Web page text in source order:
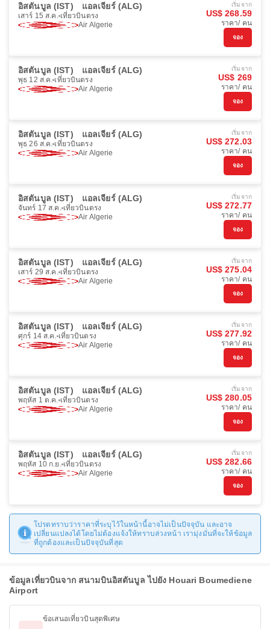
อิสตันบูล (IST) แอลเจียร์ (ALG)
เสาร์ 15 ส.ค. เที่ยวบินตรง
Air Algerie
เริ่มจาก
US$ 268.59
ราคา/ คน
จอง
อิสตันบูล (IST) แอลเจียร์ (ALG)
พุธ 12 ส.ค. เที่ยวบินตรง
Air Algerie
เริ่มจาก
US$ 269
ราคา/ คน
จอง
อิสตันบูล (IST) แอลเจียร์ (ALG)
พุธ 26 ส.ค. เที่ยวบินตรง
Air Algerie
เริ่มจาก
US$ 272.03
ราคา/ คน
จอง
อิสตันบูล (IST) แอลเจียร์ (ALG)
จันทร์ 17 ส.ค. เที่ยวบินตรง
Air Algerie
เริ่มจาก
US$ 272.77
ราคา/ คน
จอง
อิสตันบูล (IST) แอลเจียร์ (ALG)
เสาร์ 29 ส.ค. เที่ยวบินตรง
Air Algerie
เริ่มจาก
US$ 275.04
ราคา/ คน
จอง
อิสตันบูล (IST) แอลเจียร์ (ALG)
ศุกร์ 14 ส.ค. เที่ยวบินตรง
Air Algerie
เริ่มจาก
US$ 277.92
ราคา/ คน
จอง
อิสตันบูล (IST) แอลเจียร์ (ALG)
พฤหัส 1 ต.ค. เที่ยวบินตรง
Air Algerie
เริ่มจาก
US$ 280.05
ราคา/ คน
จอง
อิสตันบูล (IST) แอลเจียร์ (ALG)
พฤหัส 10 ก.ย. เที่ยวบินตรง
Air Algerie
เริ่มจาก
US$ 282.66
ราคา/ คน
จอง
โปรดทราบว่าราคาที่ระบุไว้ในหน้านี้อาจไม่เป็นปัจจุบัน และอาจ
เปลี่ยนแปลงได้โดยไม่ต้องแจ้งให้ทราบล่วงหน้า เรามุ่งมั่นที่จะให้ข้อมูล
ที่ถูกต้องและเป็นปัจจุบันที่สุด
ข้อมูลเที่ยวบินจาก สนามบินอิสตันบูล ไปยัง Houari Boumediene
Airport
ข้อเสนอเที่ยวบินสุดพิเศษ